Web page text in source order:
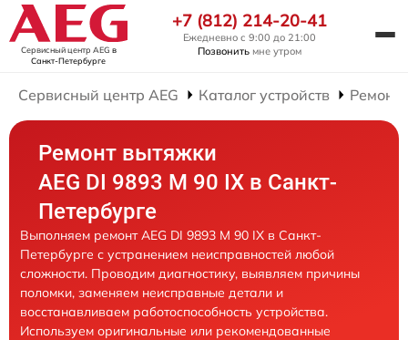
Сервисный центр AEG в
Санкт-Петербурге
+7 (812) 214-20-41
Ежедневно с 9:00 до 21:00
Позвонить мне утром
Сервисный центр AEG Каталог устройств Ремонт
Ремонт вытяжки
AEG DI 9893 M 90 IX в Санкт-
Петербурге
Выполняем ремонт AEG DI 9893 M 90 IX в Санкт-
Петербурге с устранением неисправностей любой
сложности. Проводим диагностику, выявляем причины
поломки, заменяем неисправные детали и
восстанавливаем работоспособность устройства.
Используем оригинальные или рекомендованные